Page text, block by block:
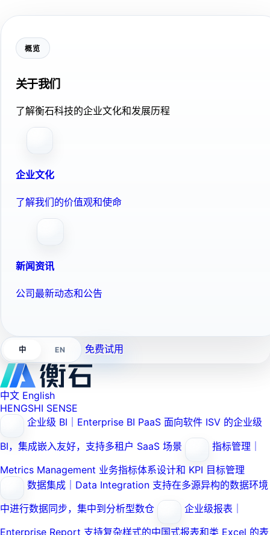
概览
关于我们
了解衡石科技的企业文化和发展历程
企业文化
了解我们的价值观和使命
新闻资讯
公司最新动态和公告
中 EN 免费试用
中文 English
HENGSHI SENSE
企业级 BI｜Enterprise BI PaaS 面向软件 ISV 的企业级
BI，集成嵌入友好，支持多租户 SaaS 场景
指标管理｜
Metrics Management 业务指标体系设计和 KPI 目标管理
数据集成｜Data Integration 支持在多源异构的数据环境
中进行数据同步，集中到分析型数仓
企业级报表｜
Enterprise Report 支持复杂样式的中国式报表和类 Excel 的表